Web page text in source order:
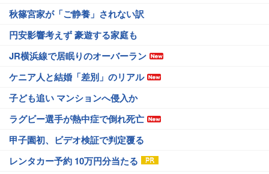
秋篠宮家が「ご静養」されない訳
円安影響考えず 豪遊する家庭も
JR横浜線で居眠りのオーバーラン
ケニア人と結婚「差別」のリアル
子ども追い マンションへ侵入か
ラグビー選手が熱中症で倒れ死亡
甲子園初、ビデオ検証で判定覆る
レンタカー予約 10万円分当たる